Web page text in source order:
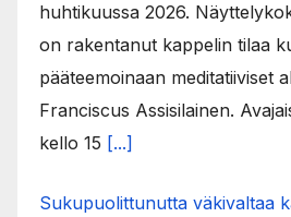
huhtikuussa 2026.
on rakentanut kappelin tilaa
pääteemoinaan meditatiiviset
Franciscus Assisilainen.
kello 15 [...]
Sukupuolittunutta väkivaltaa